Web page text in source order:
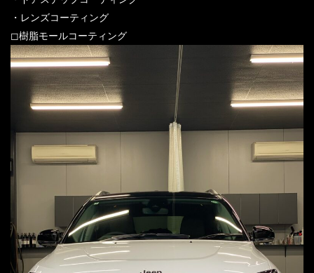
・レンズコーティング
◻︎樹脂モールコーティング